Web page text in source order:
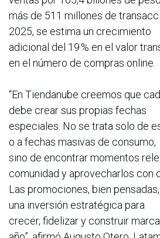
más de 511 millones de
2025, se estima un crecimiento
adicional del 19 % en el valor
en el número de compras online.
“En Tiendanube creemos que
debe crear sus propias fechas
especiales. No se trata solo de
o a fechas masivas de consumo,
sino de encontrar momentos
comunidad y aprovecharlos con
Las promociones, bien
una inversión estratégica para
crecer, fidelizar y construir